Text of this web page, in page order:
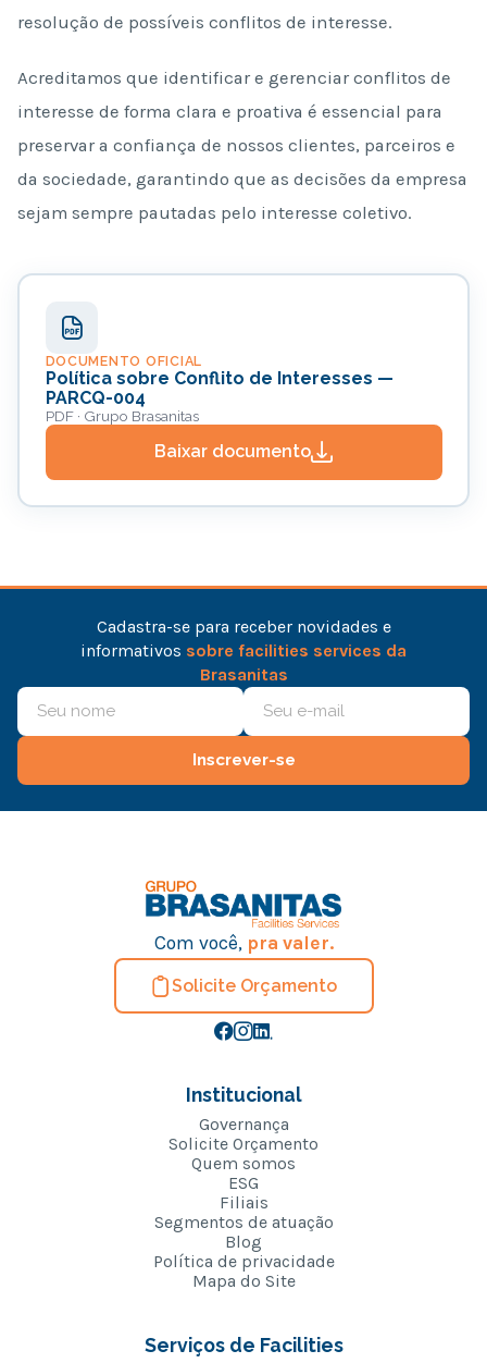
resolução de possíveis conflitos de interesse.
Acreditamos que identificar e gerenciar conflitos de
interesse de forma clara e proativa é essencial para
preservar a confiança de nossos clientes, parceiros e
da sociedade, garantindo que as decisões da empresa
sejam sempre pautadas pelo interesse coletivo.
DOCUMENTO OFICIAL
Política sobre Conflito de Interesses —
PARCQ-004
PDF · Grupo Brasanitas
Baixar documento
Cadastra-se para receber novidades e
informativos sobre facilities services da
Brasanitas
Inscrever-se
Com você, pra valer.
Solicite Orçamento
Institucional
Governança
Solicite Orçamento
Quem somos
ESG
Filiais
Segmentos de atuação
Blog
Política de privacidade
Mapa do Site
Serviços de Facilities